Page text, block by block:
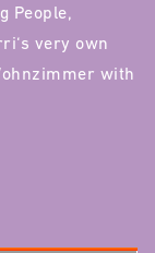
People,
very own
with